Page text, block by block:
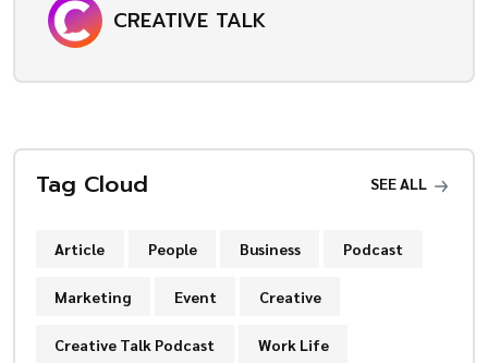
CREATIVE TALK
Tag Cloud SEE ALL
Article People Business Podcast
Marketing Event Creative
Creative Talk Podcast Work Life